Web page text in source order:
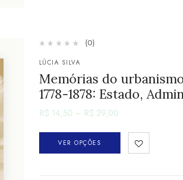
(0)
LÚCIA SILVA
Memórias do
1778-1878: Estado,
R$ 14,50 – R$ 29,00
VER OPÇÕES